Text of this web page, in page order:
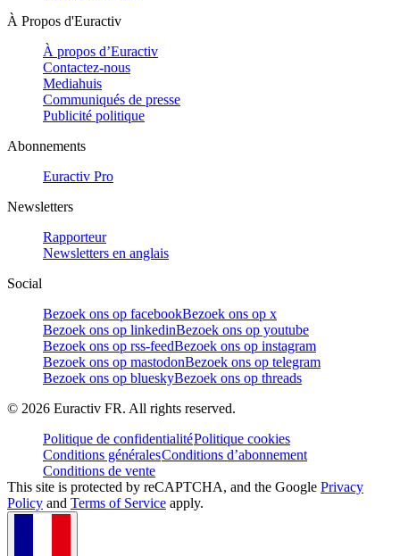
À Propos d'Euractiv
À propos d’Euractiv
Contactez-nous
Mediahuis
Communiqués de presse
Publicité politique
Abonnements
Euractiv Pro
Newsletters
Rapporteur
Newsletters en anglais
Social
Bezoek ons op facebookBezoek ons op x
Bezoek ons op linkedinBezoek ons op youtube
Bezoek ons op rss-feedBezoek ons op instagram
Bezoek ons op mastodonBezoek ons op telegram
Bezoek ons op blueskyBezoek ons op threads
© 2026 Euractiv FR. All rights reserved.
Politique de confidentialitéPolitique cookies
Conditions généralesConditions d’abonnement
Conditions de vente
This site is protected by reCAPTCHA, and the Google Privacy
Policy and Terms of Service apply.